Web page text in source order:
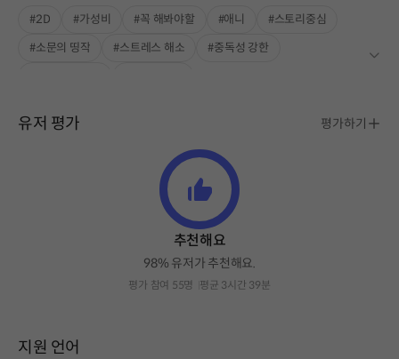
#2D #가성비 #꼭 해봐야할 #애니
#스토리중심
#소문의 띵작
#스트레스 해소
#중독성 강한
유저 평가 평가하기
추천해요
98% 유저가 추천해요.
평가 참여 55명 평균 3시간 39분
지원 언어